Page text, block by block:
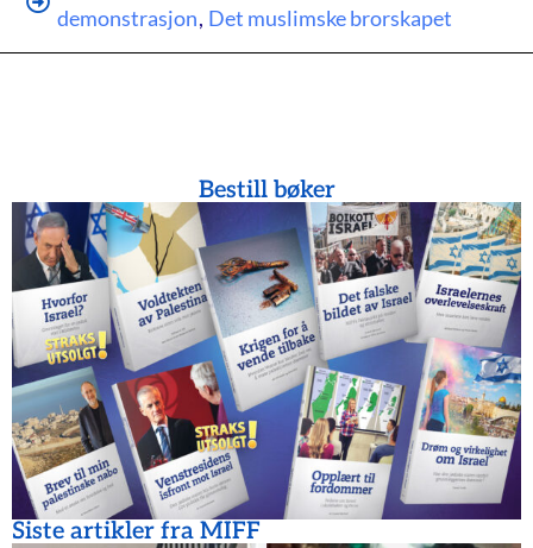
demonstrasjon, Det muslimske brorskapet
Bestill bøker
Siste artikler fra MIFF